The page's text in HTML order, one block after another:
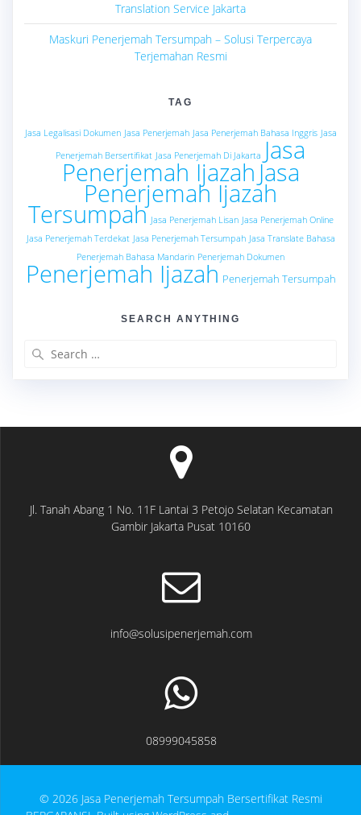
Translation Service Jakarta
Maskuri Penerjemah Tersumpah – Solusi Terpercaya
Terjemahan Resmi
TAG
Jasa Legalisasi Dokumen Jasa Penerjemah Jasa Penerjemah Bahasa Inggris Jasa
Penerjemah Bersertifikat Jasa Penerjemah Di Jakarta Jasa
Penerjemah Ijazah Jasa
Penerjemah Ijazah
Tersumpah Jasa Penerjemah Lisan Jasa Penerjemah Online
Jasa Penerjemah Terdekat Jasa Penerjemah Tersumpah Jasa Translate Bahasa
Penerjemah Bahasa Mandarin Penerjemah Dokumen
Penerjemah Ijazah Penerjemah Tersumpah
SEARCH ANYTHING
Jl. Tanah Abang 1 No. 11F Lantai 3 Petojo Selatan Kecamatan
Gambir Jakarta Pusat 10160
info@solusipenerjemah.com
08999045858
© 2026 Jasa Penerjemah Tersumpah Bersertifikat Resmi